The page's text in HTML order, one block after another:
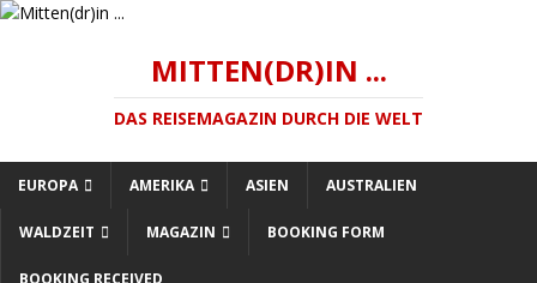
MITTEN(DR)IN ...
DAS REISEMAGAZIN DURCH DIE WELT
EUROPA AMERIKA ASIEN AUSTRALIEN
WALDZEIT MAGAZIN BOOKING FORM
BOOKING RECEIVED